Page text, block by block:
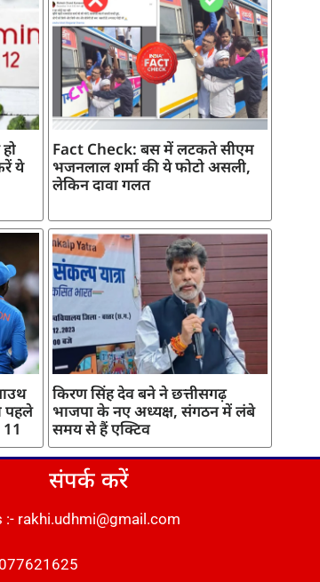
ये
Fact Check: बस में लटकते सीएम
भजनलाल शर्मा की ये फोटो असली,
लेकिन दावा गलत
पहले
किरण सिंह देव बने ने छत्तीसगढ़
भाजपा के नए अध्यक्ष, संगठन में लंबे
समय से हैं एक्टिव
संपर्क करें
:- rakhi.udhmi@gmail.com